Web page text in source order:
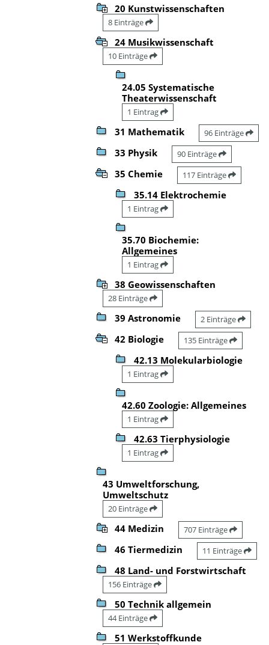
20 Kunstwissenschaften
8 Einträge
24 Musikwissenschaft
10 Einträge
24.05 Systematische
Theaterwissenschaft
1 Eintrag
31 Mathematik 96 Einträge
33 Physik 90 Einträge
35 Chemie 117 Einträge
35.14 Elektrochemie
1 Eintrag
35.70 Biochemie:
Allgemeines
1 Eintrag
38 Geowissenschaften
28 Einträge
39 Astronomie 2 Einträge
42 Biologie 135 Einträge
42.13 Molekularbiologie
1 Eintrag
42.60 Zoologie: Allgemeines
1 Eintrag
42.63 Tierphysiologie
1 Eintrag
43 Umweltforschung,
Umweltschutz
20 Einträge
44 Medizin 707 Einträge
46 Tiermedizin 11 Einträge
48 Land- und Forstwirtschaft
156 Einträge
50 Technik allgemein
44 Einträge
51 Werkstoffkunde